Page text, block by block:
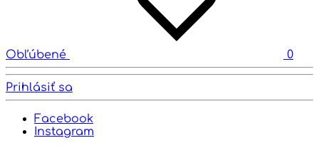
Obľúbené 0
Prihlásiť sa
Facebook
Instagram